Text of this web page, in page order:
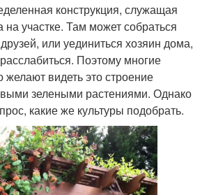
конструкция, служащая
участке. Там может собраться
или уединиться хозяин дома,
Поэтому многие
желают видеть это строение
зелеными растениями. Однако
какие же культуры подобрать.